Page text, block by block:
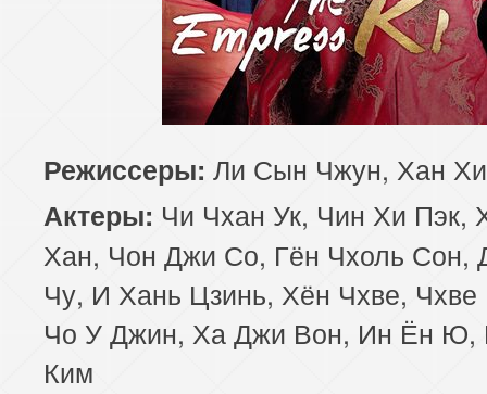
Режиссеры: Ли Сын Чжун, Хан Хи
Актеры: Чи Чхан Ук, Чин Хи Пэк,
Хан, Чон Джи Со, Гён Чхоль Сон,
Чу, И Хань Цзинь, Хён Чхве,
Чо У Джин, Ха Джи Вон, Ин Ён Ю,
Ким